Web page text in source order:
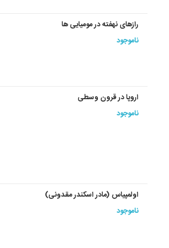
رازهای نهفته در مومیایی ها
ناموجود
اروپا در قرون‏ وسطی‏
ناموجود
اولمپیاس (مادر اسکندر مقدونی)
ناموجود